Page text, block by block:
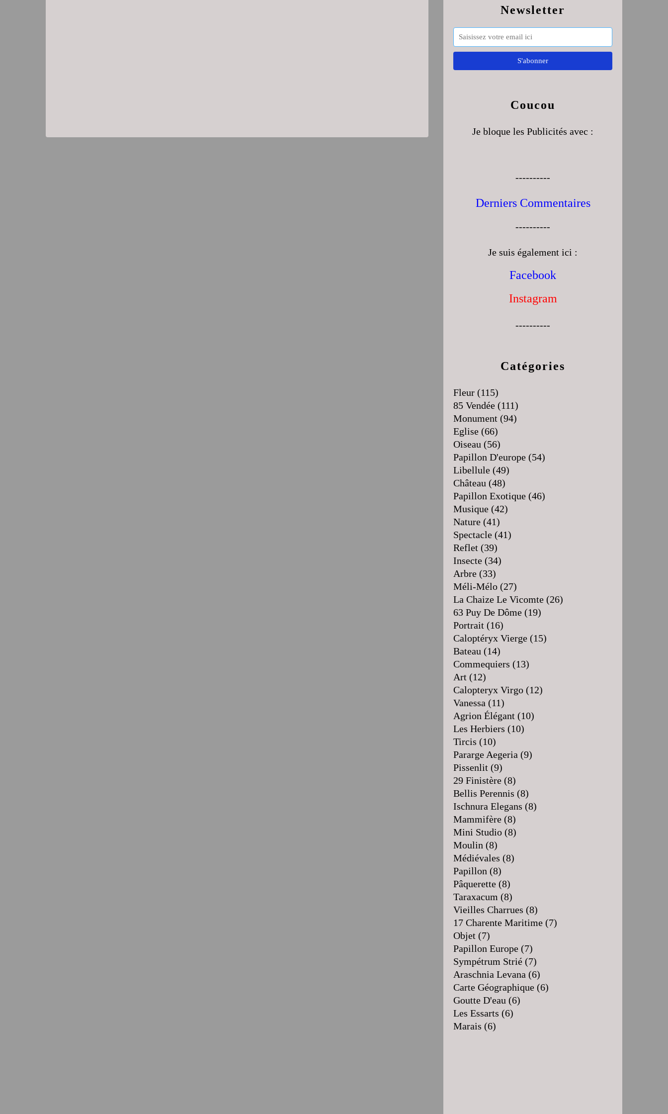
Newsletter
Catégories
Fleur (115)
85 Vendée (111)
Monument (94)
Eglise (66)
Oiseau (56)
Papillon D'europe (54)
Libellule (49)
Château (48)
Papillon Exotique (46)
Musique (42)
Nature (41)
Spectacle (41)
Reflet (39)
Insecte (34)
Arbre (33)
Méli-Mélo (27)
La Chaize Le Vicomte (26)
63 Puy De Dôme (19)
Portrait (16)
Caloptéryx Vierge (15)
Bateau (14)
Commequiers (13)
Art (12)
Calopteryx Virgo (12)
Vanessa (11)
Agrion Élégant (10)
Les Herbiers (10)
Tircis (10)
Pararge Aegeria (9)
Pissenlit (9)
29 Finistère (8)
Bellis Perennis (8)
Ischnura Elegans (8)
Mammifère (8)
Mini Studio (8)
Moulin (8)
Médiévales (8)
Papillon (8)
Pâquerette (8)
Taraxacum (8)
Vieilles Charrues (8)
17 Charente Maritime (7)
Objet (7)
Papillon Europe (7)
Sympétrum Strié (7)
Araschnia Levana (6)
Carte Géographique (6)
Goutte D'eau (6)
Les Essarts (6)
Marais (6)
Coucou
Je bloque les Publicités avec :
----------
Derniers Commentaires
----------
Je suis également ici :
Facebook
Instagram
----------